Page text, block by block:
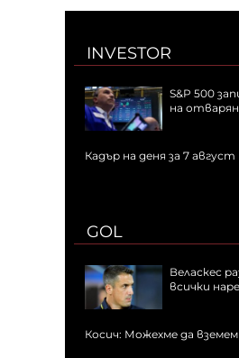
INVESTOR
S&P 500
на
Кадър на деня за 7 август
GOL
Веласкес
всички
Косич: Можехме да